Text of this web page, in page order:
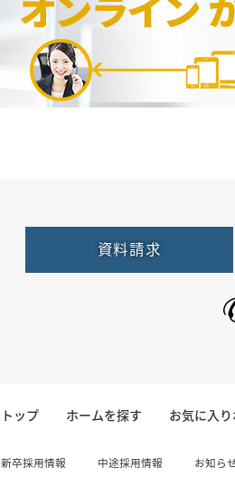
資料請求
トップ ホームを探す お気に入
新卒採用情報 中途採用情報 お知ら